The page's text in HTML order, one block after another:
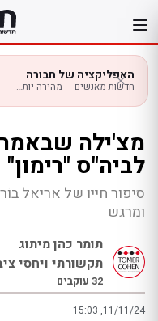
לתוכן
האפליקציה של חבורה
חדשות מאנשים — מהירה יותר בנייד
מצ'ילה
לביה"ס "רימון"
סיפור חייו של אריאל
ומרגש
תומר כהן מיתוג
תקשורתי ויחסי
32 עוקבים
15:03 ,11/11/24